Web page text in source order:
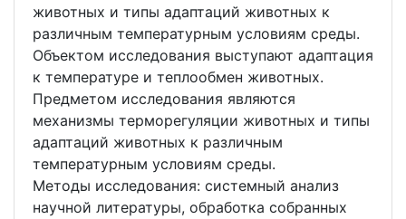
животных и типы адаптаций животных к
различным температурным условиям среды.
Объектом исследования выступают адаптация
к температуре и теплообмен животных.
Предметом исследования являются
механизмы терморегуляции животных и типы
адаптаций животных к различным
температурным условиям среды.
Методы исследования: системный анализ
научной литературы, обработка собранных